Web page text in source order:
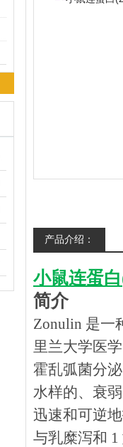
产品介绍：
小鼠连蛋
简介
Zonulin 是一
里兰大学医
霍乱弧菌分
水样的、衰
迅速和可逆
与乳糜泻和